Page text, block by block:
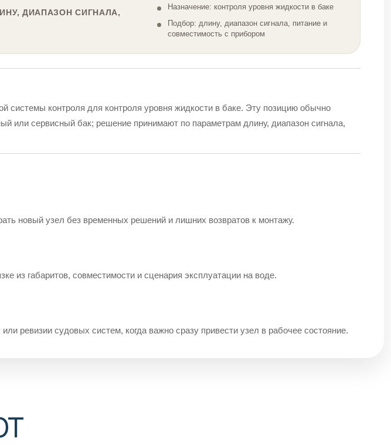
ДИАПАЗОН СИГНАЛА,
Назначение: контроля уровня жидкости в баке
Подбор: длину, диапазон сигнала, питание и
совместимость с прибором
контроля для контроля уровня жидкости в баке. Эту позицию обычно
или сервисный бак; решение принимают по параметрам длину, диапазон сигнала,
новый узел без временных решений и лишних возвратов к монтажу.
из габаритов, совместимости и сценария эксплуатации на воде.
ревизии судовых систем, когда важно сразу привести узел в рабочее состояние.